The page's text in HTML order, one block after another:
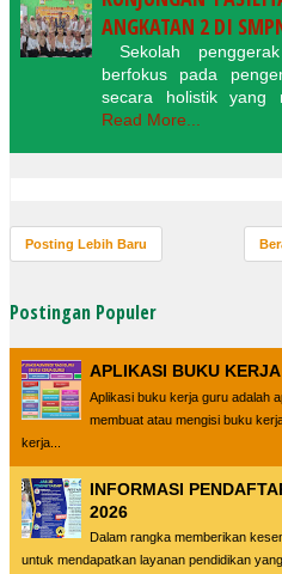
ANGKATAN 2 DI
Sekolah
berfokus pada
secara holistik yang
Read More...
Posting Lebih Baru
Postingan Populer
APLIKASI BUKU
Aplikasi buku kerja guru adalah
membuat atau mengisi buku
kerja...
INFORMASI
2026
Dalam rangka memberikan
untuk mendapatkan layanan pendidikan